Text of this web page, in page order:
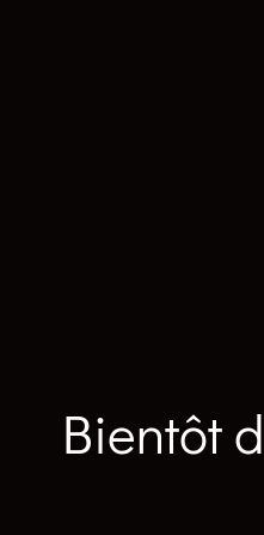
Bientôt